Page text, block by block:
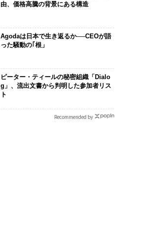
由、価格高騰の背景にある構造
Agodaは日本で生き返るか──CEOが語
った騒動の｢根」
ピーター・ティールの秘密組織「Dialo
g」、流出文書から判明した参加者リス
ト
Recommended by